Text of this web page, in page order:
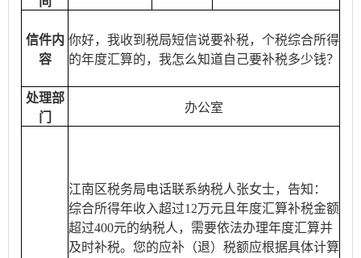
信件内
容
你好，我收到税局短信说要补税，个税综合所得
的年度汇算的，我怎么知道自己要补税多少钱？
处理部
门
办公室
江南区税务局电话联系纳税人张女士，告知：
综合所得年收入超过12万元且年度汇算补税金额
超过400元的纳税人，需要依法办理年度汇算并
及时补税。您的应补（退）税额应根据具体计算